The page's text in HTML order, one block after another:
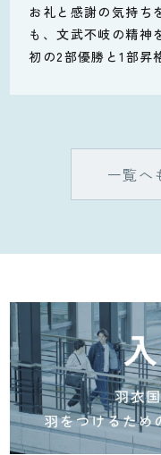
お礼と感謝の気持ち
も、文武不岐の精神
初の2部優勝と1部昇
一覧へ